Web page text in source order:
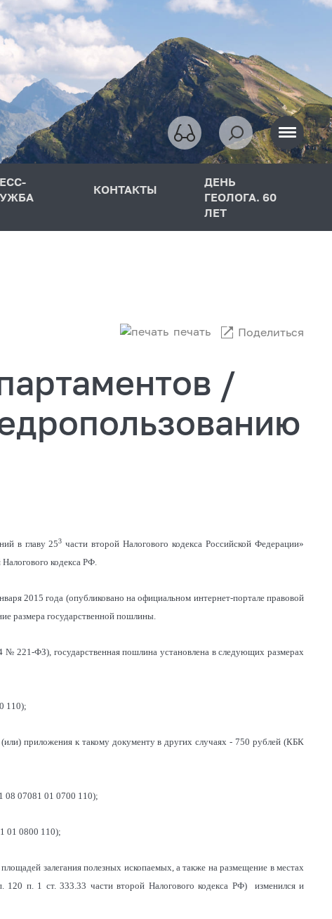
КОНТАКТЫ
ДЕНЬ
ГЕОЛОГА. 60
ЛЕТ
печать Поделиться
/
в главу 253 части второй Налогового кодекса Российской Федерации»
кодекса РФ.
2015 года (опубликовано на официальном интернет-портале правовой
размера государственной пошлины.
№ 221-ФЗ), государственная пошлина установлена в следующих размерах
110);
приложения к такому документу в других случаях - 750 рублей (КБК
08 07081 01 0700 110);
01 0800 110);
залегания полезных ископаемых, а также на размещение в местах
120 п. 1 ст. 333.33 части второй Налогового кодекса РФ) изменился и